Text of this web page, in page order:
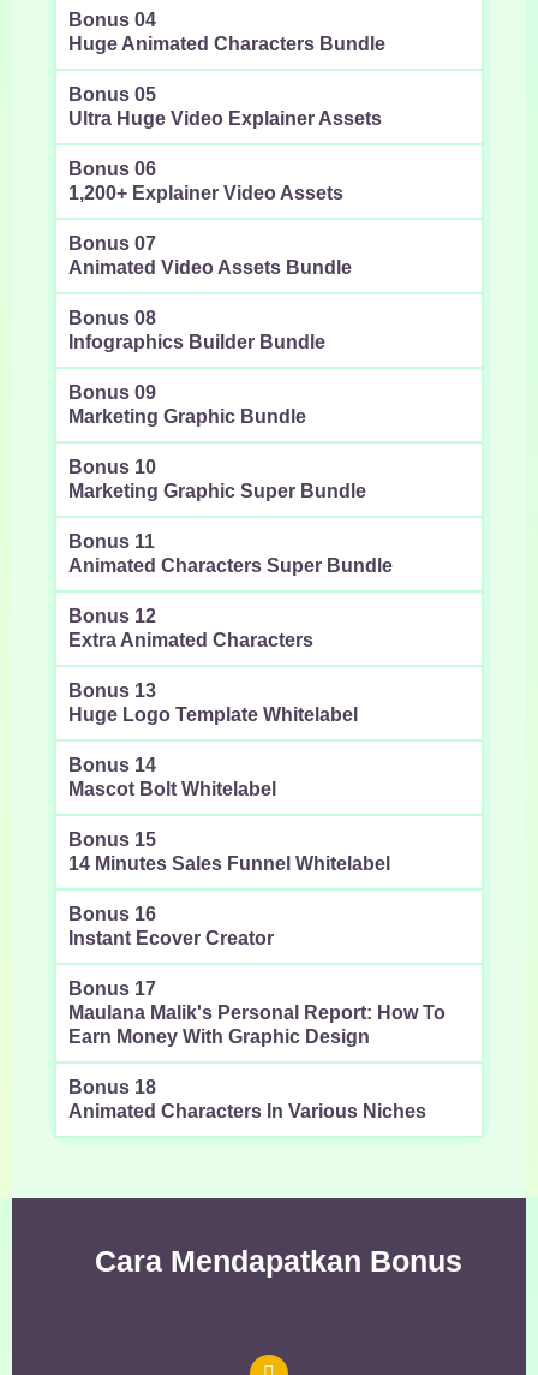
Bonus 04
Huge Animated Characters Bundle
Bonus 05
Ultra Huge Video Explainer Assets
Bonus 06
1,200+ Explainer Video Assets
Bonus 07
Animated Video Assets Bundle
Bonus 08
Infographics Builder Bundle
Bonus 09
Marketing Graphic Bundle
Bonus 10
Marketing Graphic Super Bundle
Bonus 11
Animated Characters Super Bundle
Bonus 12
Extra Animated Characters
Bonus 13
Huge Logo Template Whitelabel
Bonus 14
Mascot Bolt Whitelabel
Bonus 15
14 Minutes Sales Funnel Whitelabel
Bonus 16
Instant Ecover Creator
Bonus 17
Maulana Malik's Personal Report: How To
Earn Money With Graphic Design
Bonus 18
Animated Characters In Various Niches
Cara Mendapatkan Bonus